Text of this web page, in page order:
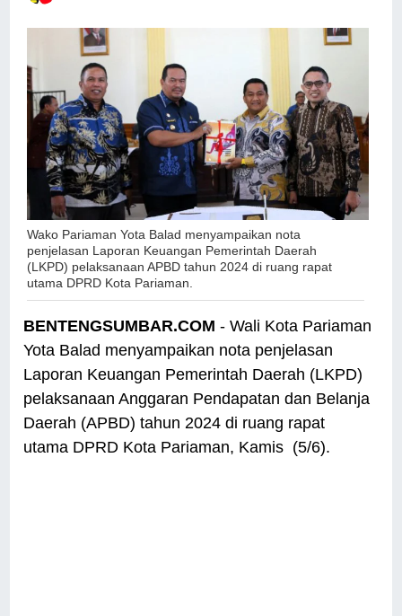
Wako Pariaman Yota Balad menyampaikan nota
penjelasan Laporan Keuangan Pemerintah Daerah
(LKPD) pelaksanaan APBD tahun 2024 di ruang rapat
utama DPRD Kota Pariaman.
BENTENGSUMBAR.COM - Wali Kota Pariaman
Yota Balad menyampaikan nota penjelasan
Laporan Keuangan Pemerintah Daerah (LKPD)
pelaksanaan Anggaran Pendapatan dan Belanja
Daerah (APBD) tahun 2024 di ruang rapat
utama DPRD Kota Pariaman, Kamis (5/6).